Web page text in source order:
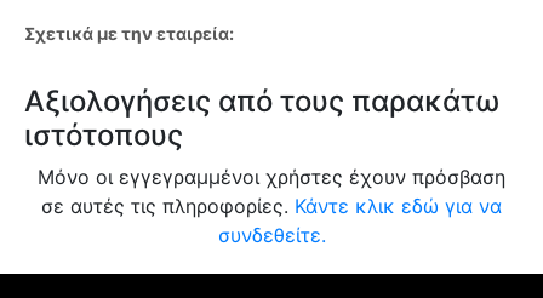
Σχετικά με την εταιρεία:
Αξιολογήσεις από τους παρακάτω
ιστότοπους
Μόνο οι εγγεγραμμένοι χρήστες έχουν πρόσβαση
σε αυτές τις πληροφορίες. Κάντε κλικ εδώ για να
συνδεθείτε.